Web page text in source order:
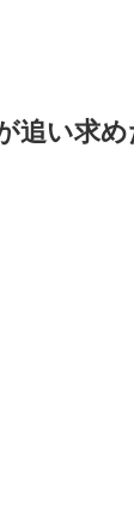
追い求